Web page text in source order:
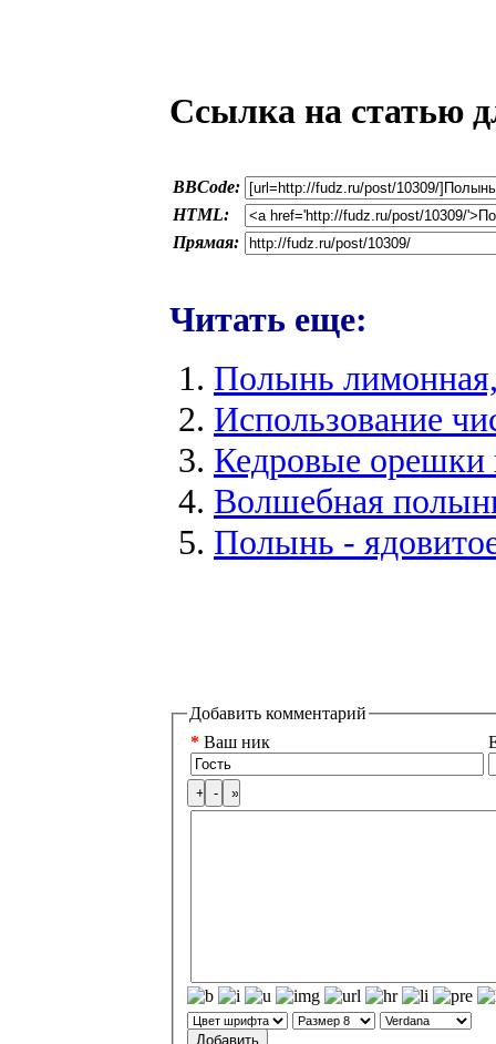
Ссылка на статью
BBCode:
HTML:
Прямая:
Читать еще:
Полынь
Использование
Кедровые орешки
Волшебная
Полынь -
Добавить комментарий
* Ваш ник